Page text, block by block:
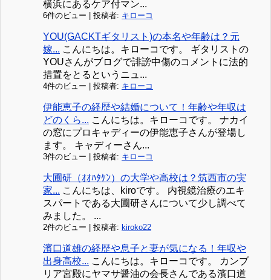
横浜にあるケア付マン...
6件のビュー 投稿者: キローコ
YOU(GACKTギタリスト)の本名や年齢は？元
嫁... こんにちは。キローコです。 ギタリストの
YOUさんがブログで誹謗中傷のコメントに法的
措置をとるというニュ...
4件のビュー 投稿者: キローコ
伊能恵子の経歴や結婚について！年齢や年収は
どのくら... こんにちは。キローコです。 ナカイ
の窓にプロキャディーの伊能恵子さんが登場し
ます。 キャディーさん...
3件のビュー 投稿者: キローコ
大圃研（ｵｵﾊﾀｹﾝ）の大学や高校は？筑西市の実
家... こんにちは、kiroです。 内視鏡治療のエキ
スパートである大圃研さんについて少し調べて
みました。 ...
2件のビュー 投稿者: kiroko22
濱口道雄の経歴や息子と妻が気になる！年収や
出身高校... こんにちは。キローコです。 カンブ
リア宮殿にヤマサ醤油の会長さんである濱口道